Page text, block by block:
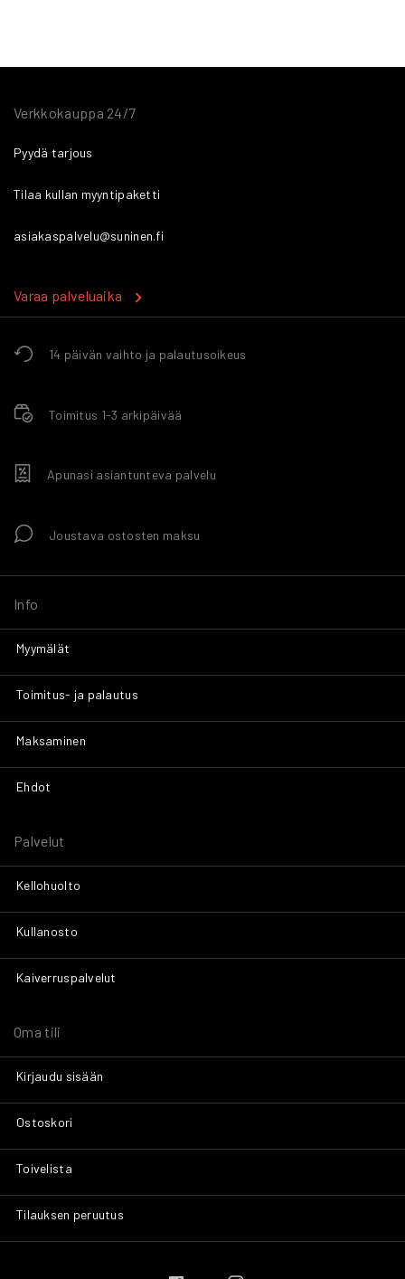
14 päivän vaihto ja palautusoikeus
Toimitus 1-3 arkipäivää
Apunasi asiantunteva palvelu
Joustava ostosten maksu
Info
Myymälät
Toimitus- ja palautus
Maksaminen
Ehdot
Palvelut
Kellohuolto
Kullanosto
Kaiverruspalvelut
Oma tili
Kirjaudu sisään
Ostoskori
Toivelista
Tilauksen peruutus
Verkkokauppa 24/7
Pyydä tarjous
Tilaa kullan myyntipaketti
asiakaspalvelu@suninen.fi
Varaa palveluaika